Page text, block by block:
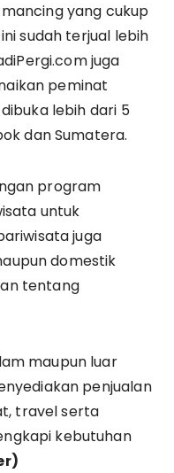
yang cukup
sudah terjual lebih
juga
peminat
lebih dari 5
dan Sumatera.
program
untuk
juga
domestik
tentang
maupun luar
penjualan
travel serta
kebutuhan